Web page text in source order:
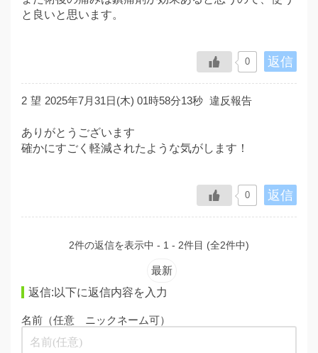
と良いと思います。
返信
0
2 望 2025年7月31日(木) 01時58分13秒 違反報告
ありがとうございます
確かにすごく軽減されたような気がします！
返信
0
2件の返信を表示中 - 1 - 2件目 (全2件中)
最新
返信:以下に返信内容を入力
名前（任意 ニックネーム可）